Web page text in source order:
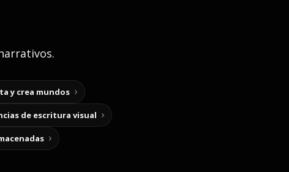
y crea mundos
de escritura visual